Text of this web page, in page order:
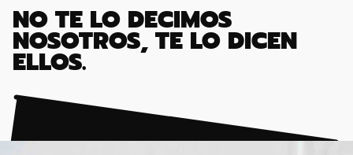
NO TE LO DECIMOS
NOSOTROS, TE LO DICEN
ELLOS.